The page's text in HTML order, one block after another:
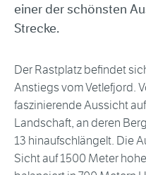
einer der schönsten
Strecke.
Der Rastplatz befindet
Anstiegs vom Vetlefjord.
faszinierende Aussicht
Landschaft, an deren
13 hinaufschlängelt. Die
Sicht auf 1500 Meter